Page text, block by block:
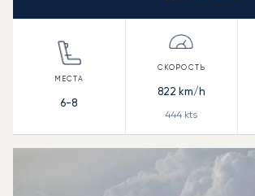
6-8
822 km/h
444 kts